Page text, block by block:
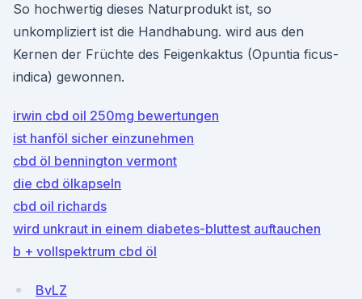
So hochwertig dieses Naturprodukt ist, so
unkompliziert ist die Handhabung. wird aus den
Kernen der Früchte des Feigenkaktus (Opuntia ficus-
indica) gewonnen.
irwin cbd oil 250mg bewertungen
ist hanföl sicher einzunehmen
cbd öl bennington vermont
die cbd ölkapseln
cbd oil richards
wird unkraut in einem diabetes-bluttest auftauchen
b + vollspektrum cbd öl
BvLZ